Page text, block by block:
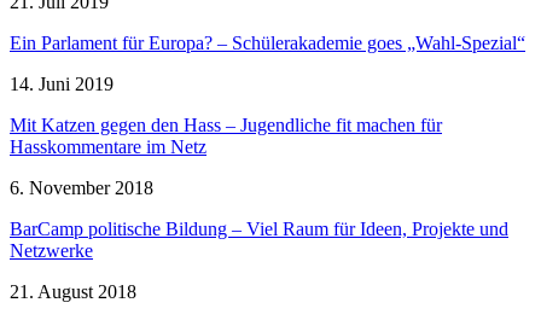
Ein Parlament für Europa? – Schülerakademie goes „Wahl-Spezial“
14. Juni 2019
Mit Katzen gegen den Hass – Jugendliche fit machen für
Hasskommentare im Netz
6. November 2018
BarCamp politische Bildung – Viel Raum für Ideen, Projekte und
Netzwerke
21. August 2018